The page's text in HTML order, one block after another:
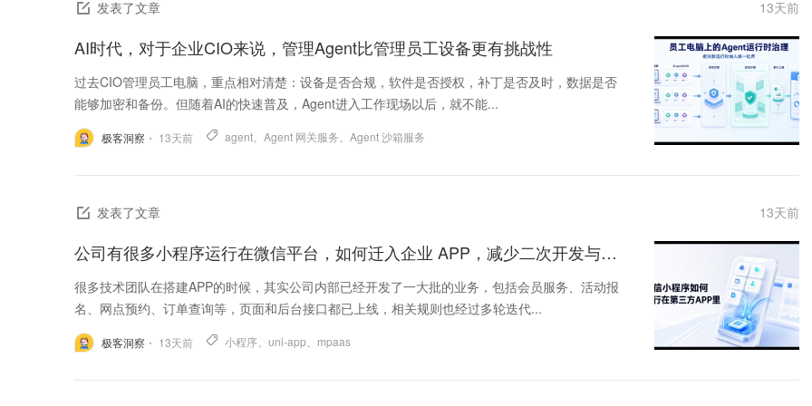
发表了文章 13天前
AI时代，对于企业CIO来说，管理Agent比管理员工设备更有挑战性
过去CIO管理员工电脑，重点相对清楚：设备是否合规，软件是否授权，补丁是否及时，数据是否
能够加密和备份。但随着AI的快速普及，Agent进入工作现场以后，就不能...
极客洞察 13天前 agent、 Agent 网关服务、 Agent 沙箱服务
发表了文章 13天前
公司有很多小程序运行在微信平台，如何迁入企业 APP，减少二次开发与重构成本？
很多技术团队在搭建APP的时候，其实公司内部已经开发了一大批的业务，包括会员服务、活动报
名、网点预约、订单查询等，页面和后台接口都已上线，相关规则也经过多轮迭代...
极客洞察 13天前 小程序、 uni-app、 mpaas